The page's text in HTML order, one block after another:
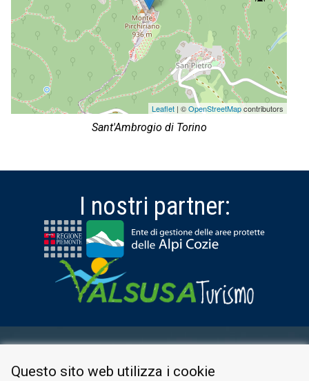
Leaflet | ©OpenStreetMapcontributors
Sant'Ambrogio di Torino
I nostri partner:
PRIVACY POLICY
Questo sito web utilizza i cookie